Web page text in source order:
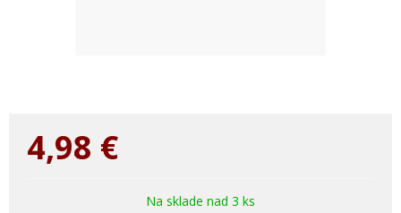
4,98 €
Na sklade nad 3 ks